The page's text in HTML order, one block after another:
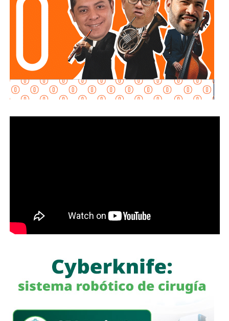
requisitos “, declaró.
Martínez Acosta señaló quela dependencia mantiene
disposición para que Uber complete el procedimiento
y pueda operar conforme a la ley, por lo que descartó que
exista una postura de persecución hacia la empresa.
“No es un tema de persecución ni de cacería. Al contrario,
buscamos que ellos mismos nos ayuden a que la
a quienes se les ha explicado el proceso de
regularización.
deja a los propios conductores en una situación de